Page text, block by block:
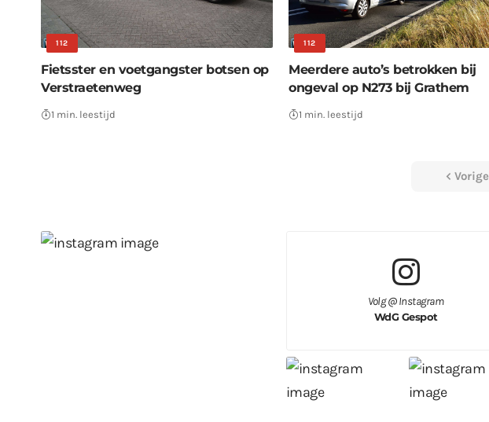
112
Fietsster en voetgangster botsen op
Verstraetenweg
1 min. leestijd
112
Meerdere auto’s betrokken bij
ongeval op N273 bij Grathem
1 min. leestijd
Vorige
Volg @ Instagram
WdG Gespot